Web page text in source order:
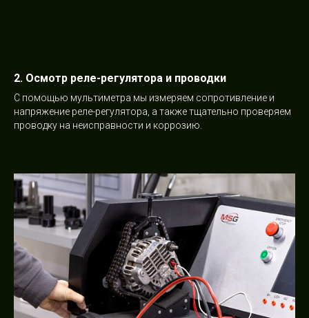
2. Осмотр реле-регулятора и проводки
С помощью мультиметра мы измеряем сопротивление и
напряжение реле-регулятора, а также тщательно проверяем
проводку на неисправности и коррозию.